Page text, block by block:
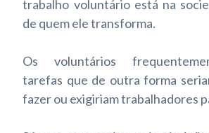
trabalho voluntário está na
de quem ele transforma.
Os voluntários
tarefas que de outra forma
fazer ou exigiriam trabalhadores